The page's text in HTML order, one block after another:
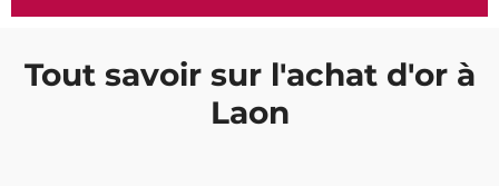
Tout savoir sur l'achat d'or à
Laon